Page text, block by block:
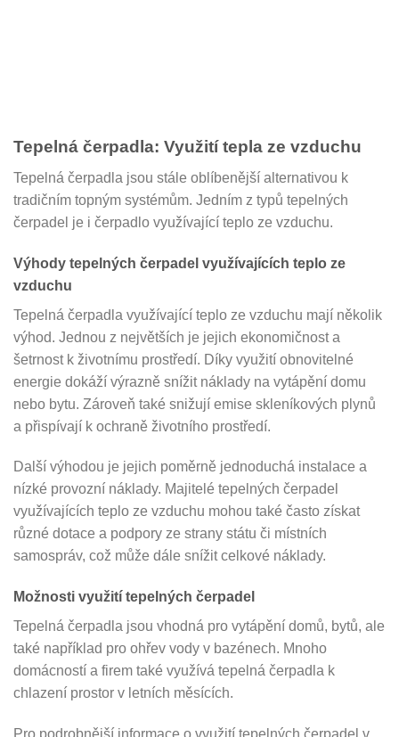
Tepelná čerpadla: Využití tepla ze vzduchu
Tepelná čerpadla jsou stále oblíbenější alternativou k
tradičním topným systémům. Jedním z typů tepelných
čerpadel je i čerpadlo využívající teplo ze vzduchu.
Výhody tepelných čerpadel využívajících teplo ze
vzduchu
Tepelná čerpadla využívající teplo ze vzduchu mají několik
výhod. Jednou z největších je jejich ekonomičnost a
šetrnost k životnímu prostředí. Díky využití obnovitelné
energie dokáží výrazně snížit náklady na vytápění domu
nebo bytu. Zároveň také snižují emise skleníkových plynů
a přispívají k ochraně životního prostředí.
Další výhodou je jejich poměrně jednoduchá instalace a
nízké provozní náklady. Majitelé tepelných čerpadel
využívajících teplo ze vzduchu mohou také často získat
různé dotace a podpory ze strany státu či místních
samospráv, což může dále snížit celkové náklady.
Možnosti využití tepelných čerpadel
Tepelná čerpadla jsou vhodná pro vytápění domů, bytů, ale
také například pro ohřev vody v bazénech. Mnoho
domácností a firem také využívá tepelná čerpadla k
chlazení prostor v letních měsících.
Pro podrobnější informace o využití tepelných čerpadel v